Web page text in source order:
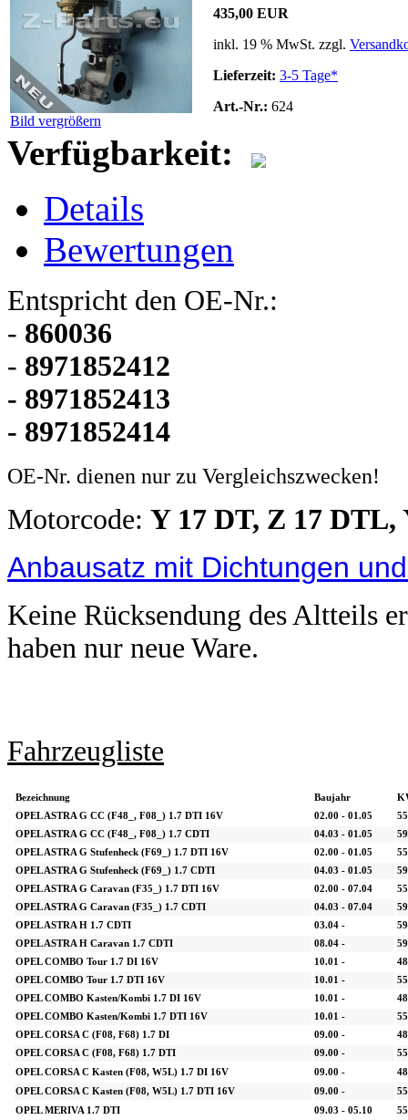
Bild vergrößern
435,00 EUR
inkl. 19 % MwSt. zzgl.
Lieferzeit: 3-5 Tage*
Art.-Nr.: 624
Verfügbarkeit:
Details
Bewertungen
Entspricht den OE-Nr.:
- 860036
- 8971852412
- 8971852413
- 8971852414
OE-Nr. dienen nur zu Vergleichszwecken!
Motorcode: Y 17 DT, Z 17 DTL,
Anbausatz mit Dichtungen
Keine Rücksendung des Altteils
haben nur neue Ware.
Fahrzeugliste
Bezeichnung Baujahr
OPEL ASTRA G CC (F48_, F08_) 1.7 DTI 16V
02.00 - 01.05
55
OPEL ASTRA G CC (F48_, F08_) 1.7 CDTI
04.03 - 01.05
59
OPEL ASTRA G Stufenheck (F69_) 1.7 DTI 16V
02.00 - 01.05
55
OPEL ASTRA G Stufenheck (F69_) 1.7 CDTI
04.03 - 01.05
59
OPEL ASTRA G Caravan (F35_) 1.7 DTI 16V
02.00 - 07.04
55
OPEL ASTRA G Caravan (F35_) 1.7 CDTI
04.03 - 07.04
59
OPEL ASTRA H 1.7 CDTI
03.04 -
59
OPEL ASTRA H Caravan 1.7 CDTI
08.04 -
59
OPEL COMBO Tour 1.7 DI 16V
10.01 -
48
OPEL COMBO Tour 1.7 DTI 16V
10.01 -
55
OPEL COMBO Kasten/Kombi 1.7 DI 16V
10.01 -
48
OPEL COMBO Kasten/Kombi 1.7 DTI 16V
10.01 -
55
OPEL CORSA C (F08, F68) 1.7 DI
09.00 -
48
OPEL CORSA C (F08, F68) 1.7 DTI
09.00 -
55
OPEL CORSA C Kasten (F08, W5L) 1.7 DI 16V
09.00 -
48
OPEL CORSA C Kasten (F08, W5L) 1.7 DTI 16V
09.00 -
55
OPEL MERIVA 1.7 DTI
09.03 - 05.10 55